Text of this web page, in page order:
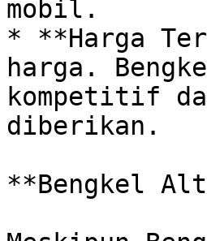
mobil.
* **Harga
harga.
kompetitif
diberikan.
**Bengkel